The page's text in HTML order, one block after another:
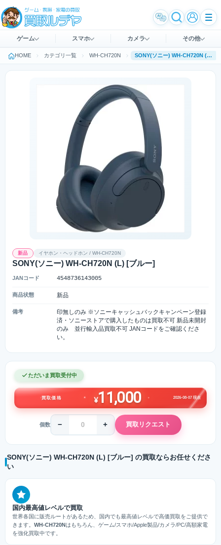
ゲーム スマホ カメラ その他
HOME カテゴリ一覧 WH-CH720N SONY(ソニー) WH-CH720N (L) [ブルー]
新品 イヤホン・ヘッドホン / WH-CH720N
SONY(ソニー) WH-CH720N (L) [ブルー]
JANコード 4548736143005
商品状態 新品
備考
印無しのみ ※ソニーキャッシュバックキャンペーン登録
済・ソニーストアで購入したものは買取不可 新品未開封
のみ 並行輸入品買取不可 JANコードをご確認くださ
い。
ただいま買取受付中
買取価格 ¥11,000 2026-08-07 現在
個数 − + 買取リクエスト
SONY(ソニー) WH-CH720N (L) [ブルー] の買取ならお任せくださ
い
国内最高値レベルで買取
世界各国に販売ルートがあるため、国内でも最高値レベルで高価買取をご提供で
きます。 WH-CH720Nはもちろん、ゲーム/スマホ/Apple製品/カメラ/PC/高額家電
を強化買取中です。